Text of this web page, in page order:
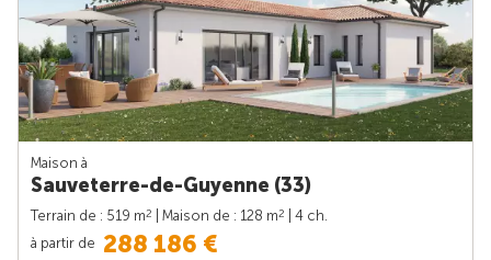
Maison à
Sauveterre-de-Guyenne (33)
Terrain de : 519 m2 | Maison de : 128 m2
| 4 ch.
à partir de 288 186 €